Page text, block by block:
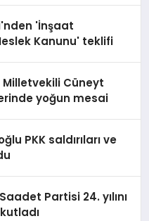
'İnşaat
Kanunu' teklifi
Cüneyt
yoğun mesai
PKK saldırıları ve
Partisi 24. yılını